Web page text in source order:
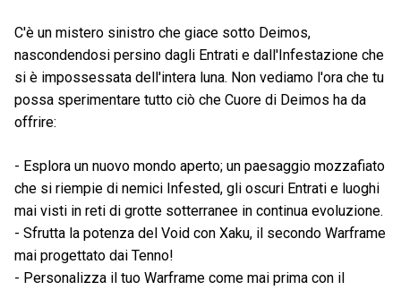
C'è un mistero sinistro che giace sotto Deimos,
nascondendosi persino dagli Entrati e dall'Infestazione che
si è impossessata dell'intera luna. Non vediamo l'ora che tu
possa sperimentare tutto ciò che Cuore di Deimos ha da
offrire:
- Esplora un nuovo mondo aperto; un paesaggio mozzafiato
che si riempie di nemici Infested, gli oscuri Entrati e luoghi
mai visti in reti di grotte sotterranee in continua evoluzione.
- Sfrutta la potenza del Void con Xaku, il secondo Warframe
mai progettato dai Tenno!
- Personalizza il tuo Warframe come mai prima con il